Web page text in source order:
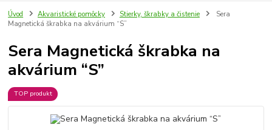
Úvod Akvaristické pomôcky Stierky, škrabky a čistenie
Sera
Magnetická škrabka na akvárium “S”
Sera Magnetická škrabka na
akvárium “S”
TOP produkt